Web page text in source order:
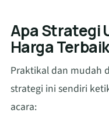
Apa Strategi
Harga
Praktikal dan mudah
strategi ini sendiri
acara: